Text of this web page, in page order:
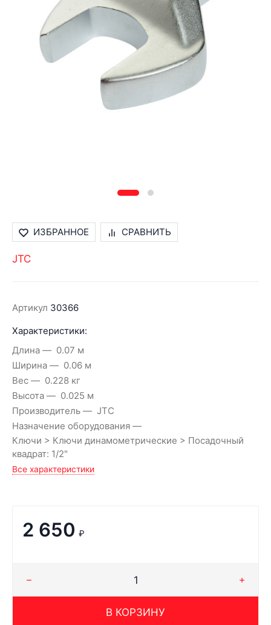
ИЗБРАННОЕ СРАВНИТЬ
JTC
Артикул 30366
Характеристики:
Длина
0.07 м
Ширина
0.06 м
Вес
0.228 кг
Высота
0.025 м
Производитель
JTC
Назначение оборудования
Ключи > Ключи динамометрические > Посадочный
квадрат: 1/2"
Все характеристики
2 650 ₽
В КОРЗИНУ